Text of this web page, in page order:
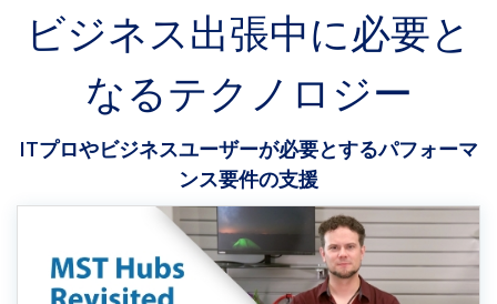
ビジネス出張中に必要と
なるテクノロジー
ITプロやビジネスユーザーが必要とするパフォーマ
ンス要件の支援